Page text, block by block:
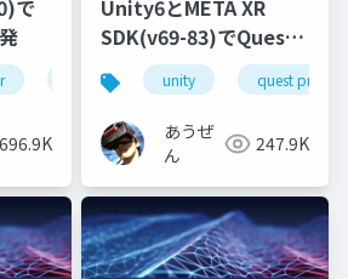
で
depth api オクルージョン
696.9K
Unity6とMETA XR
SDK(v69-83)でQuest
アプリ開発
unity quest pro
あうぜ
ん
247.9K